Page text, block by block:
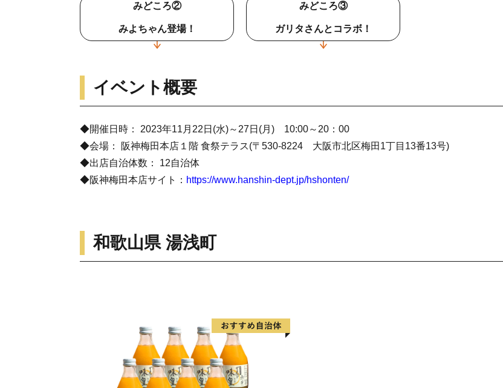
みどころ②
みよちゃん登場！
みどころ③
ガリタさんとコラボ！
イベント概要
◆開催日時： 2023年11月22日(水)～27日(月) 10:00～20：00
◆会場： 阪神梅田本店１階 食祭テラス(〒530-8224 大阪市北区梅田1丁目13番13号)
​◆出店自治体数： 12自治体
◆阪神梅田本店サイト： https://www.hanshin-dept.jp/hshonten/
和歌山県 湯浅町